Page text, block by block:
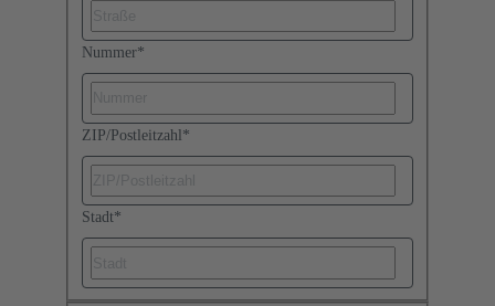
Nummer*
ZIP/Postleitzahl *
Stadt*